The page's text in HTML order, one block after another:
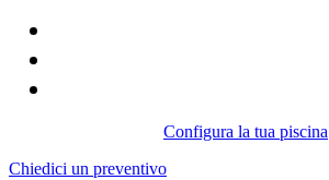
Configura la tua piscina
Chiedici un preventivo